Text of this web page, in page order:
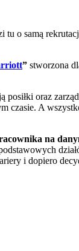
o samą
” stworzona
oraz
czasie. A
na
i dopiero